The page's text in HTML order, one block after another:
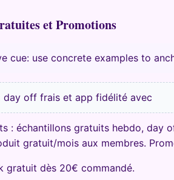
et Promotions
cue: use concrete examples to
day off frais et app fidélité avec
: échantillons gratuits hebdo, day
gratuit/mois aux membres.
gratuit dès 20€ commandé.